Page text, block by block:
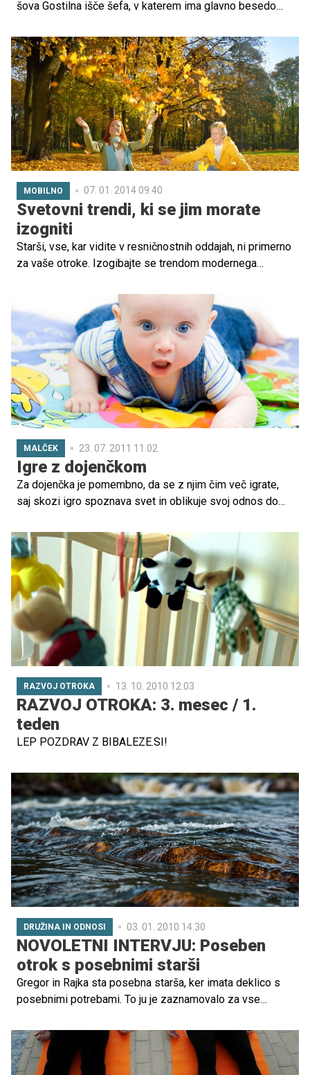
šova Gostilna išče šefa, v katerem ima glavno besedo
ponedeljek ob 20. uri pa bo prelestna Lili Žagar o
dogajanju poklepetala s komentatorji, in sicer Markom
Pavčnikom, kuharskim mojstrom, Savino Atai,
nutricionistko, in Mišom Stevanovičem, gostincem.
Voditeljica se tako po rojstvu drugega otroka, hčerke Inje,
vrača na male zaslone. Zaupala nam je, kako ji uspe
združiti materinstvo s službenimi obveznostmi.
MOBILNO 07. 01. 2014 09.40
Svetovni trendi, ki se jim morate
izogniti
Starši, vse, kar vidite v resničnostnih oddajah, ni primerno
za vaše otroke. Izogibajte se trendom modernega
za dojenčke, šeškanje kot učinkovito kazen, odpiranje
Facebook profila za najmlajše, ličenje princesk …
MALČEK 23. 07. 2011 11.02
Igre z dojenčkom
Za dojenčka je pomembno, da se z njim čim več igrate,
saj skozi igro spoznava svet in oblikuje svoj odnos do
RAZVOJ OTROKA 13. 10. 2010 12.03
RAZVOJ OTROKA: 3. mesec / 1.
teden
LEP POZDRAV Z BIBALEZE.SI!
DRUŽINA IN ODNOSI 03. 01. 2010 14.30
NOVOLETNI INTERVJU: Poseben
otrok s posebnimi starši
Gregor in Rajka sta posebna starša, ker imata deklico s
posebnimi potrebami. To ju je zaznamovalo za vse
njuno zvezo.